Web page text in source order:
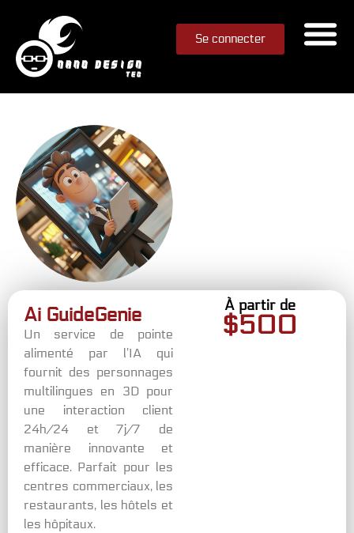
Se connecter
Ai GuideGenie
Un service de pointe
alimenté par l’IA qui
fournit des personnages
multilingues en 3D pour
une interaction client
24h/24 et 7j/7 de
manière innovante et
efficace. Parfait pour les
centres commerciaux, les
restaurants, les hôtels et
les hôpitaux.
À partir de
$500